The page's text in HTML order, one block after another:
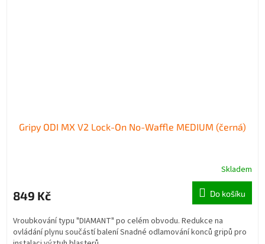
Gripy ODI MX V2 Lock-On No-Waffle MEDIUM (černá)
Skladem
849 Kč Do košíku
Vroubkování typu "DIAMANT" po celém obvodu. Redukce na
ovládání plynu součástí balení Snadné odlamování konců gripů pro